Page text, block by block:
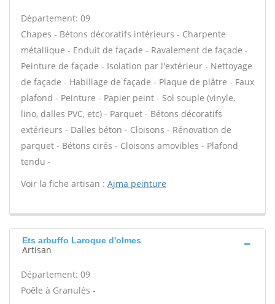
Département: 09
Chapes - Bétons décoratifs intérieurs - Charpente
métallique - Enduit de façade - Ravalement de façade -
Peinture de façade - Isolation par l'extérieur - Nettoyage
de façade - Habillage de façade - Plaque de plâtre - Faux
plafond - Peinture - Papier peint - Sol souple (vinyle,
lino, dalles PVC, etc) - Parquet - Bétons décoratifs
extérieurs - Dalles béton - Cloisons - Rénovation de
parquet - Bétons cirés - Cloisons amovibles - Plafond
tendu -
Voir la fiche artisan : Ajma peinture
Ets arbuffo Laroque d'olmes
Artisan
Département: 09
Poêle à Granulés -